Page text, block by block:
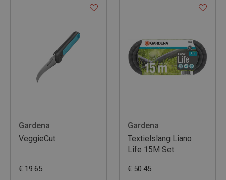
Gardena
VeggieCut
€ 19.65
Gardena
Textielslang Liano
Life 15M Set
€ 50.45